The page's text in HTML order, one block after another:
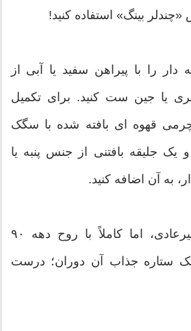
«چندلر بینگ» استفاده کنید!
دار را با پیراهن سفید یا آبی از
یا جین ست کنید. برای تکمیل
چرمی قهوه ای بافته شده با سگک
یک جلیقه بافتنی از جنس پنبه یا
به آن اضافه کنید.
نتیجه؟ شاید کمی غیرعادی، اما کاملاً با روح دهه ۹۰
ستاره جذاب آن دوران؛ درست